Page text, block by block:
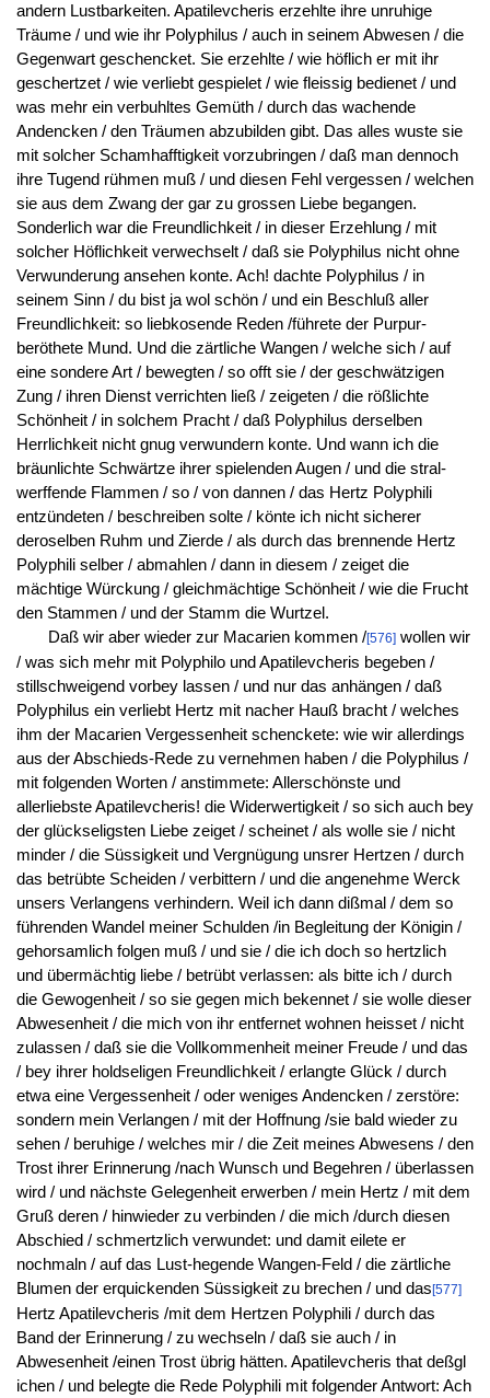
andern Lustbarkeiten. Apatilevcheris erzehlte ihre unruhige
Träume / und wie ihr Polyphilus / auch in seinem Abwesen / die
Gegenwart geschencket. Sie erzehlte / wie höflich er mit ihr
geschertzet / wie verliebt gespielet / wie fleissig bedienet / und
was mehr ein verbuhltes Gemüth / durch das wachende
Andencken / den Träumen abzubilden gibt. Das alles wuste sie
mit solcher Schamhafftigkeit vorzubringen / daß man dennoch
ihre Tugend rühmen muß / und diesen Fehl vergessen / welchen
sie aus dem Zwang der gar zu grossen Liebe begangen.
Sonderlich war die Freundlichkeit / in dieser Erzehlung / mit
solcher Höflichkeit verwechselt / daß sie Polyphilus nicht ohne
Verwunderung ansehen konte. Ach! dachte Polyphilus / in
seinem Sinn / du bist ja wol schön / und ein Beschluß aller
Freundlichkeit: so liebkosende Reden /führete der Purpur-
beröthete Mund. Und die zärtliche Wangen / welche sich / auf
eine sondere Art / bewegten / so offt sie / der geschwätzigen
Zung / ihren Dienst verrichten ließ / zeigeten / die rößlichte
Schönheit / in solchem Pracht / daß Polyphilus derselben
Herrlichkeit nicht gnug verwundern konte. Und wann ich die
bräunlichte Schwärtze ihrer spielenden Augen / und die stral-
werffende Flammen / so / von dannen / das Hertz Polyphili
entzündeten / beschreiben solte / könte ich nicht sicherer
deroselben Ruhm und Zierde / als durch das brennende Hertz
Polyphili selber / abmahlen / dann in diesem / zeiget die
mächtige Würckung / gleichmächtige Schönheit / wie die Frucht
den Stammen / und der Stamm die Wurtzel.
Daß wir aber wieder zur Macarien kommen /[576]wollen wir
/ was sich mehr mit Polyphilo und Apatilevcheris begeben /
stillschweigend vorbey lassen / und nur das anhängen / daß
Polyphilus ein verliebt Hertz mit nacher Hauß bracht / welches
ihm der Macarien Vergessenheit schenckete: wie wir allerdings
aus der Abschieds-Rede zu vernehmen haben / die Polyphilus /
mit folgenden Worten / anstimmete: Allerschönste und
allerliebste Apatilevcheris! die Widerwertigkeit / so sich auch bey
der glückseligsten Liebe zeiget / scheinet / als wolle sie / nicht
minder / die Süssigkeit und Vergnügung unsrer Hertzen / durch
das betrübte Scheiden / verbittern / und die angenehme Werck
unsers Verlangens verhindern. Weil ich dann dißmal / dem so
führenden Wandel meiner Schulden /in Begleitung der Königin /
gehorsamlich folgen muß / und sie / die ich doch so hertzlich
und übermächtig liebe / betrübt verlassen: als bitte ich / durch
die Gewogenheit / so sie gegen mich bekennet / sie wolle dieser
Abwesenheit / die mich von ihr entfernet wohnen heisset / nicht
zulassen / daß sie die Vollkommenheit meiner Freude / und das
/ bey ihrer holdseligen Freundlichkeit / erlangte Glück / durch
etwa eine Vergessenheit / oder weniges Andencken / zerstöre:
sondern mein Verlangen / mit der Hoffnung /sie bald wieder zu
sehen / beruhige / welches mir / die Zeit meines Abwesens / den
Trost ihrer Erinnerung /nach Wunsch und Begehren / überlassen
wird / und nächste Gelegenheit erwerben / mein Hertz / mit dem
Gruß deren / hinwieder zu verbinden / die mich /durch diesen
Abschied / schmertzlich verwundet: und damit eilete er
nochmaln / auf das Lust-hegende Wangen-Feld / die zärtliche
Blumen der erquickenden Süssigkeit zu brechen / und das[577]
Hertz Apatilevcheris /mit dem Hertzen Polyphili / durch das
Band der Erinnerung / zu wechseln / daß sie auch / in
Abwesenheit /einen Trost übrig hätten. Apatilevcheris that deßgl
ichen / und belegte die Rede Polyphili mit folgender Antwort: Ach